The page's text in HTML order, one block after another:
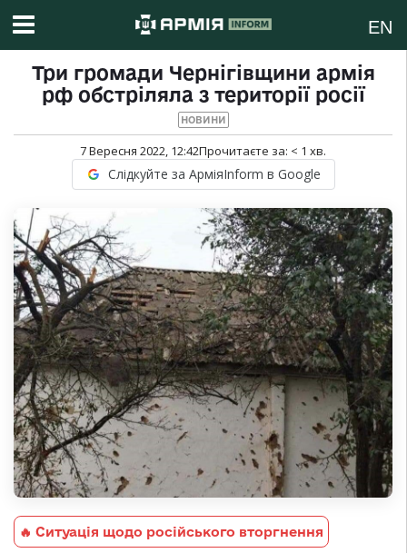
EN
Три громади Чернігівщини армія
рф обстріляла з території росії
НОВИНИ
7 Вересня 2022, 12:42Прочитаєте за: < 1 хв.
Слідкуйте за АрміяInform в Google
🔥 Ситуація щодо російського вторгнення